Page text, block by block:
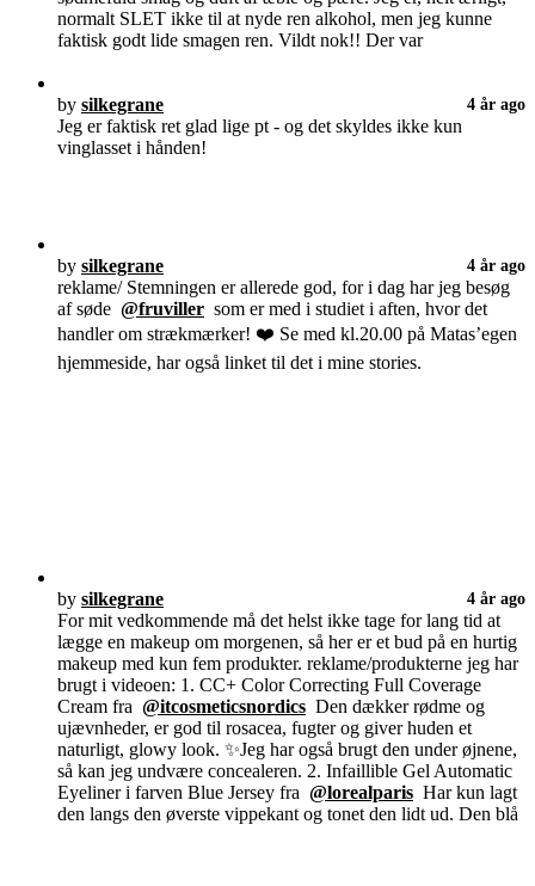
normalt SLET ikke til at nyde ren alkohol, men jeg kunne
faktisk godt lide smagen ren. Vildt nok!! Der var
by silkegrane 4 år ago
Jeg er faktisk ret glad lige pt - og det skyldes ikke kun
vinglasset i hånden!
by silkegrane 4 år ago
reklame/ Stemningen er allerede god, for i dag har jeg besøg
af søde @fruviller som er med i studiet i aften, hvor det
handler om strækmærker! ❤️ Se med kl.20.00 på Matas’egen
hjemmeside, har også linket til det i mine stories.
by silkegrane 4 år ago
For mit vedkommende må det helst ikke tage for lang tid at
lægge en makeup om morgenen, så her er et bud på en hurtig
makeup med kun fem produkter. reklame/produkterne jeg har
brugt i videoen: 1. CC+ Color Correcting Full Coverage
Cream fra @itcosmeticsnordics Den dækker rødme og
ujævnheder, er god til rosacea, fugter og giver huden et
naturligt, glowy look. ✨Jeg har også brugt den under øjnene,
så kan jeg undvære concealeren. 2. Infaillible Gel Automatic
Eyeliner i farven Blue Jersey fra @lorealparis Har kun lagt
den langs den øverste vippekant og tonet den lidt ud. Den blå